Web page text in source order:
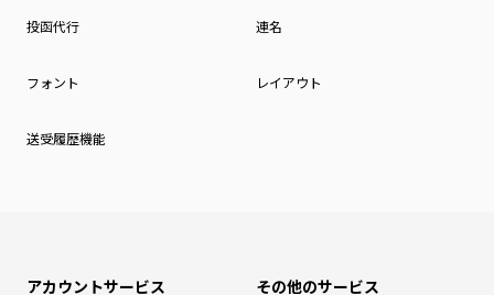
投函代行 連名
フォント レイアウト
送受履歴機能
アカウントサービス その他のサービス